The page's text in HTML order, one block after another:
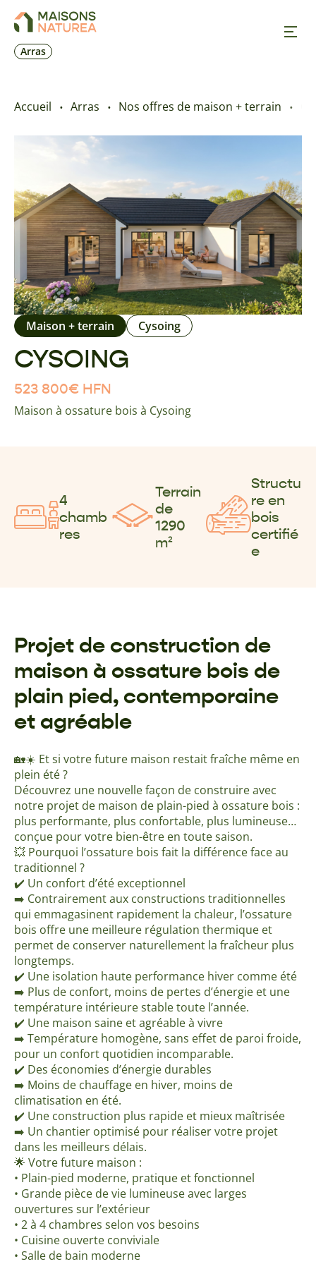
Arras
Prendre RDV
+33 6 03 87 08 54
Accueil Arras Nos offres de maison + terrain
CYSOING
Maison + terrain Cysoing
523 800€ HFN
Maison à ossature bois à Cysoing
4
chamb
res
Terrain
de
1290
m²
Structu
re en
bois
certifié
e
Projet de construction de
maison à ossature bois de
plain pied, contemporaine
et agréable
🏡☀️ Et si votre future maison restait fraîche même en
plein été ?
Découvrez une nouvelle façon de construire avec
notre projet de maison de plain-pied à ossature bois :
plus performante, plus confortable, plus lumineuse…
conçue pour votre bien-être en toute saison.
💥 Pourquoi l’ossature bois fait la différence face au
traditionnel ?
✔️ Un confort d’été exceptionnel
➡️ Contrairement aux constructions traditionnelles
qui emmagasinent rapidement la chaleur, l’ossature
bois offre une meilleure régulation thermique et
permet de conserver naturellement la fraîcheur plus
longtemps.
✔️ Une isolation haute performance hiver comme été
➡️ Plus de confort, moins de pertes d’énergie et une
température intérieure stable toute l’année.
✔️ Une maison saine et agréable à vivre
➡️ Température homogène, sans effet de paroi froide,
pour un confort quotidien incomparable.
✔️ Des économies d’énergie durables
➡️ Moins de chauffage en hiver, moins de
climatisation en été.
✔️ Une construction plus rapide et mieux maîtrisée
➡️ Un chantier optimisé pour réaliser votre projet
dans les meilleurs délais.
🌟 Votre future maison :
• Plain-pied moderne, pratique et fonctionnel
• Grande pièce de vie lumineuse avec larges
ouvertures sur l’extérieur
• 2 à 4 chambres selon vos besoins
• Cuisine ouverte conviviale
• Salle de bain moderne